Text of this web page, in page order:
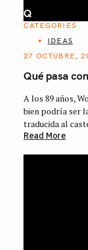
Q
CATEGORIES
IDEAS
27 OCTUBRE,
Qué pasa
A los 89 años,
bien podría ser
traducida al
Read More